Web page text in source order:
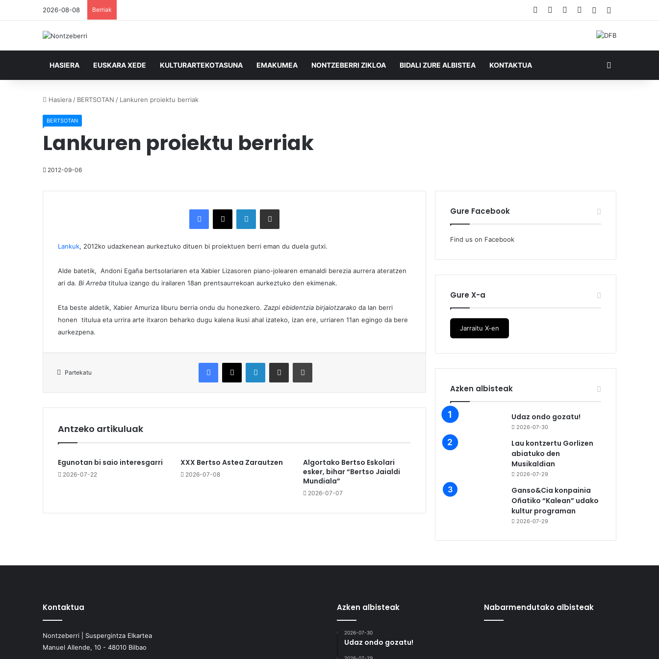
2026-08-08 Berriak Facebook YouTube
RSS Ausazko
HASIERA EUSKARA XEDE KULTURARTEKOTASUNA EMAKUMEA NONTZEBERRI ZIKLOA BIDALI ZURE ALBISTEA KONTAKTUA
Hasiera / BERTSOTAN / Lankuren proiektu berriak
BERTSOTAN
Lankuren proiektu berriak
2012-09-06
Lankuk, 2012ko udazkenean aurkeztuko dituen bi proiektuen berri eman du duela gutxi.
Alde batetik, Andoni Egaña bertsolariaren eta Xabier Lizasoren piano-jolearen emanaldi berezia aurrera ateratzen
ari da. Bi Arreba titulua izango du irailaren 18an prentsaurrekoan aurkeztuko den ekimenak.
Eta beste aldetik, Xabier Amuriza liburu berria ondu du honezkero. Zazpi ebidentzia birjaiotzarako da lan berri
honen titulua eta urrira arte itxaron beharko dugu kalena ikusi ahal izateko, izan ere, urriaren 11an egingo da bere
aurkezpena.
Partekatu
Antzeko artikuluak
Egunotan bi saio interesgarri
2026-07-22
XXX Bertso Astea Zarautzen
2026-07-08
Algortako Bertso Eskolari
esker, bihar “Bertso Jaialdi
Mundiala”
2026-07-07
Gure Facebook
Find us on Facebook
Gure X-a
Jarraitu X-en
Azken albisteak
Udaz ondo gozatu!
2026-07-30
Lau kontzertu Gorlizen
abiatuko den
Musikaldian
2026-07-29
Ganso&Cia konpainia
Oñatiko “Kalean” udako
kultur programan
2026-07-29
Kontaktua
Nontzeberri | Suspergintza Elkartea
Manuel Allende, 10 - 48010 Bilbao
Azken albisteak
2026-07-30
Udaz ondo gozatu!
Nabarmendutako albisteak